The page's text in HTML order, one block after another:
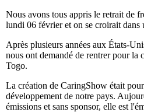
Nous avons tous appris le retrait de
lundi 06 février et on se croirait dans
Après plusieurs années aux États-
nous ont demandé de rentrer pour la
Togo.
La création de CaringShow était
développement de notre pays.
émissions et sans sponsor, elle est